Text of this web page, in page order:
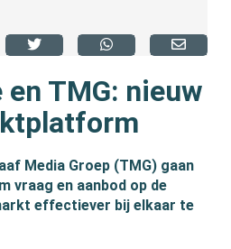
en TMG: nieuw
Media Groep (TMG) gaan
vraag en aanbod op de
effectiever bij elkaar te